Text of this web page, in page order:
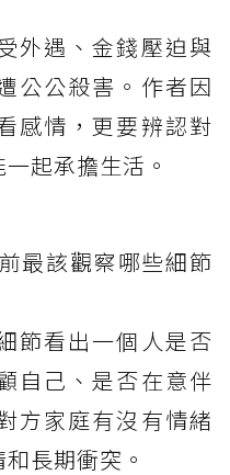
外遇、金錢壓迫與
公公殺害。作者因
感情，更要辨認對
起承擔生活。
最該觀察哪些細節
節看出一個人是否
自己、是否在意伴
方家庭有沒有情緒
長期衝突。